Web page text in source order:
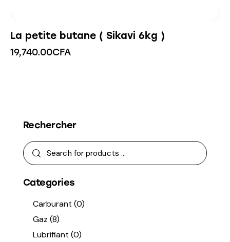
La petite butane ( Sikavi 6kg )
19,740.00CFA
Rechercher
Categories
Carburant (0)
Gaz (8)
Lubrifiant (0)